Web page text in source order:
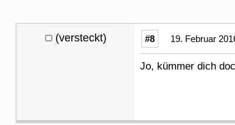
(versteckt) #8 19. Februar
Jo, kümmer dich